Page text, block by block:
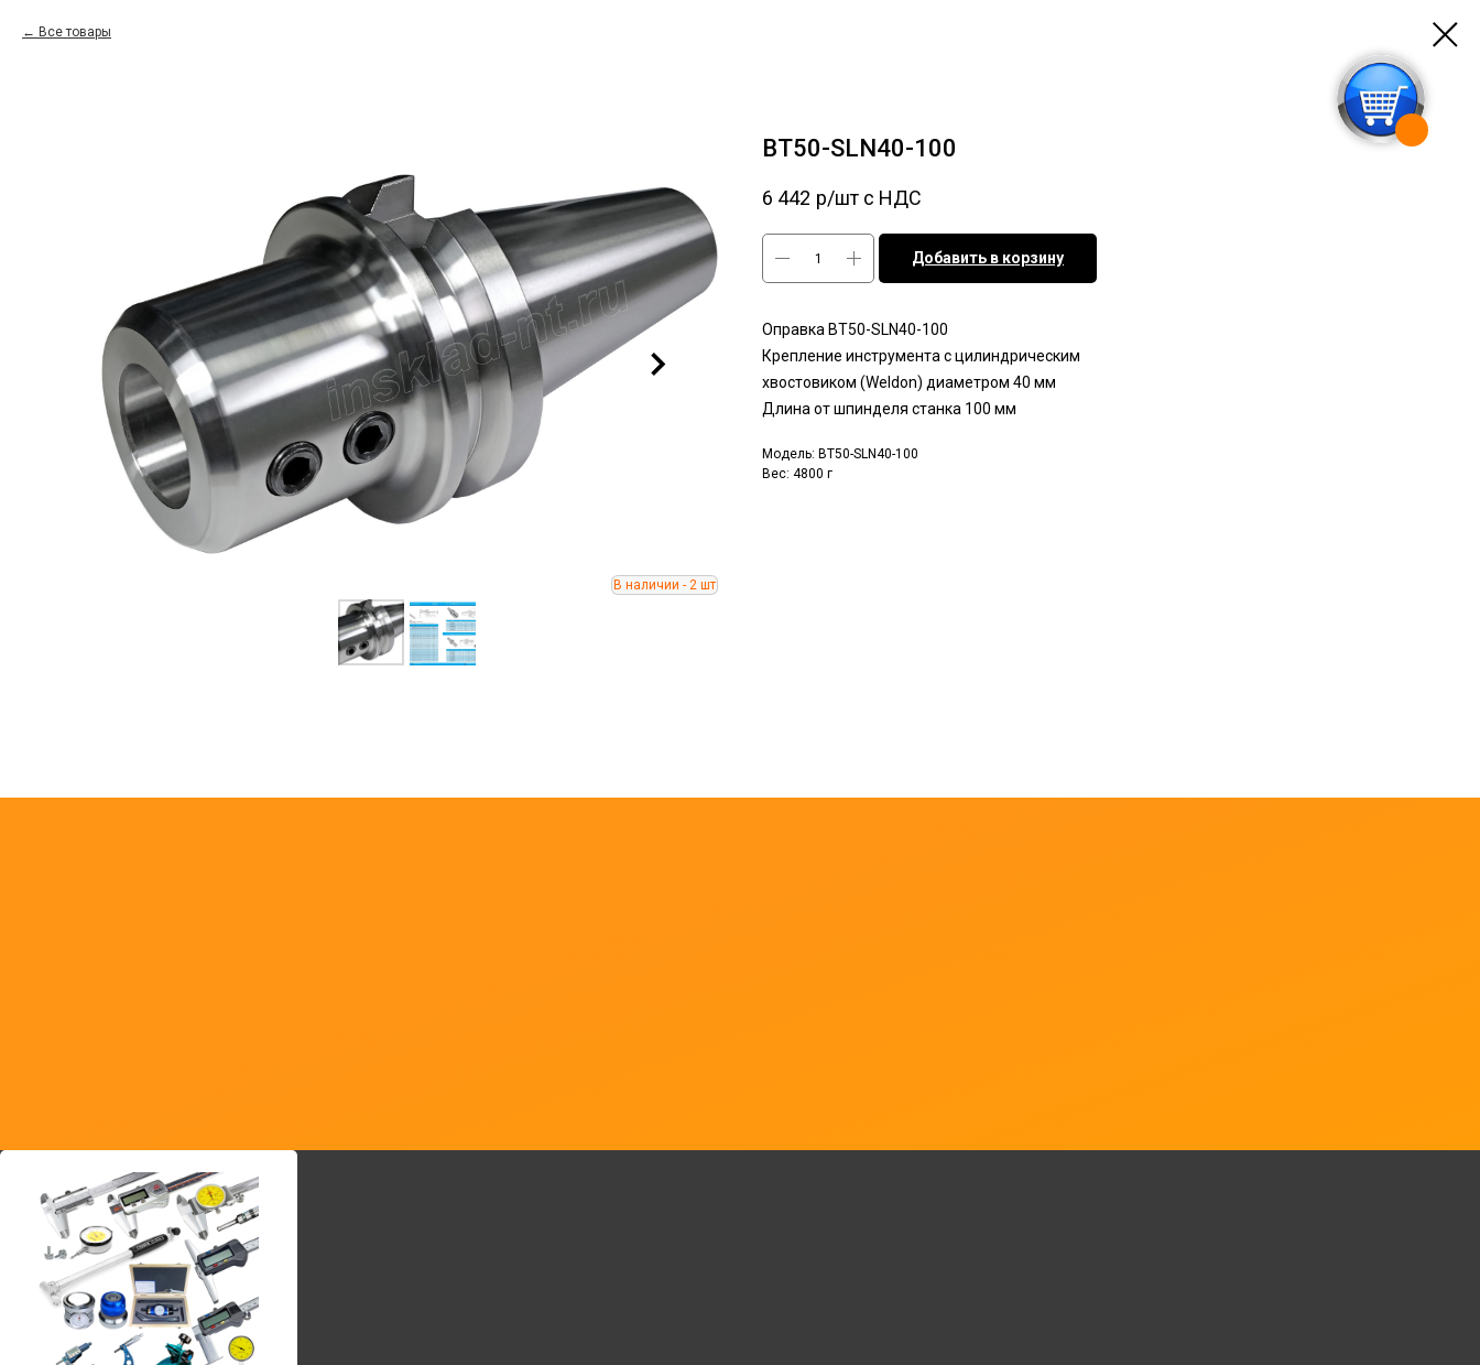
Все товары
BT50-SLN40-100
6 442 р/шт c НДС
Добавить в корзину
Оправка BT50-SLN40-100
Крепление инструмента с цилиндрическим
хвостовиком (Weldon) диаметром 40 мм
Длина от шпинделя станка 100 мм
Модель: BT50-SLN40-100
Вес: 4800 г